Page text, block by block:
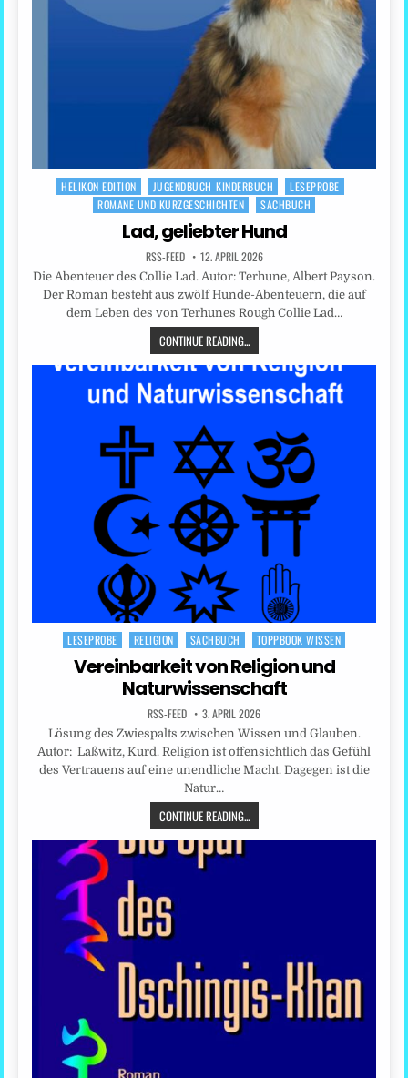
Posted
HELIKON EDITION JUGENDBUCH-KINDERBUCH
LESEPROBE
ROMANE UND KURZGESCHICHTEN
SACHBUCH
Lad, geliebter Hund
RSS-FEED 12. APRIL 2026
Die Abenteuer des Collie Lad. Autor: Terhune, Albert Payson.
Der Roman besteht aus zwölf Hunde-Abenteuern, die auf
dem Leben des von Terhunes Rough Collie Lad…
CONTINUE READING...
Posted
LESEPROBE RELIGION SACHBUCH TOPPBOOK WISSEN
Vereinbarkeit von Religion und
Naturwissenschaft
RSS-FEED 3. APRIL 2026
Lösung des Zwiespalts zwischen Wissen und Glauben.
Autor: Laßwitz, Kurd. Religion ist offensichtlich das Gefühl
des Vertrauens auf eine unendliche Macht. Dagegen ist die
Natur…
CONTINUE READING...